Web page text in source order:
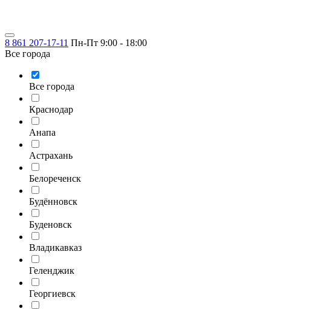
8 861 207-17-11 Пн-Пт 9:00 - 18:00
Все города
Все города
Краснодар
Анапа
Астрахань
Белореченск
Будённовск
Буденовск
Владикавказ
Геленджик
Георгиевск